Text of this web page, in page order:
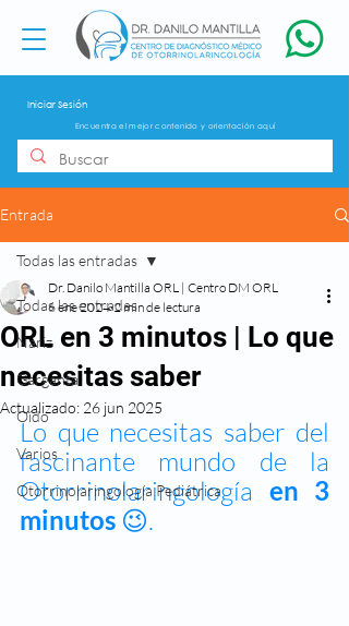
Iniciar Sesión
Encuentra el mejor contenido y orientación aquí
Entrada
Todas las entradas
Nariz
Garganta
Oído
Varios
Otorrinolaringología Pediátrica
Todas las entradas
ORL en 3 minutos | Lo que
necesitas saber
Dr. Danilo Mantilla ORL | Centro DM ORL
6 ene 2024 2 min de lectura
Actualizado: 26 jun 2025
Lo que necesitas saber del
fascinante mundo de la
Otorrinolaringología en 3
minutos 😉.